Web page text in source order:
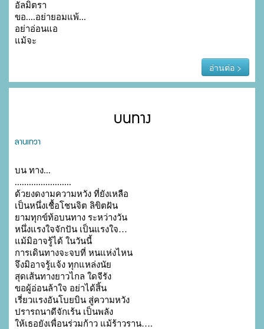
อัลมิตรา
ขอ....อย่ายอมแพ้...
อย่าอ่อนแอ
แม้จะ
อ่านต่อ >
บนทาง
ลานเทวา
บน ทาง...
........................
ด้วยงดงามความหวัง ที่ยังเหลือ
เป็นหนึ่งเชื้อโชนจิต ลิขิตฝัน
ยามทุกข์ท้อบนทาง ระหว่างวัน
หนึ่งแรงใจจักปัน เป็นแรงใจ…
แม้มิอาจรู้ได้ ในวันนี้
การเดินทางจะจบที่ หนแห่งไหน
จึงมิอาจรู้แจ้ง ทุกแหล่งนัย
สุดเส้นทางยาวไกล ใดจีรัง
ขอผู้อ่อนล้าใจ อย่าได้สิ้น
เรี่ยวแรงอันโบยบิน สู่ความหวัง
ปรารถนาดีจักเร้น เป็นพลัง
ให้เธอยังเพื่อนร่วมก้าว แม้ร้าวราน….